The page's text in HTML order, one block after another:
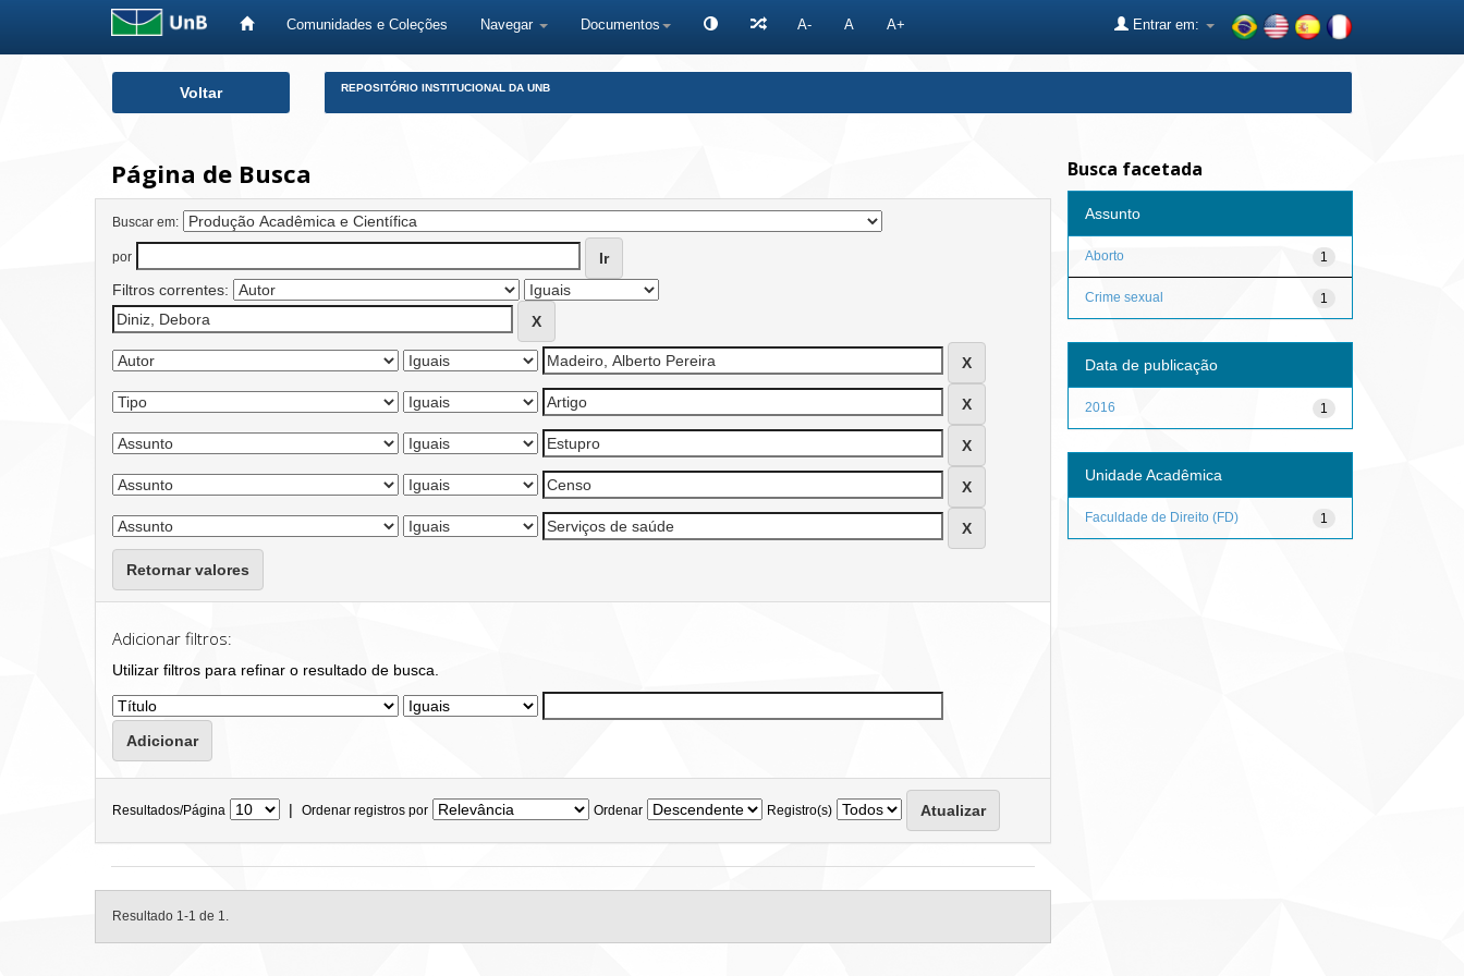
Comunidades e Coleções Navegar Documentos A- A A+ Entrar em:
Voltar REPOSITÓRIO INSTITUCIONAL DA UNB
Página de Busca
Buscar em:
por
Filtros correntes:
Retornar valores
Adicionar filtros:
Utilizar filtros para refinar o resultado de busca.
Resultados/Página | Ordenar registros por Ordenar Registro(s)
Resultado 1-1 de 1.
Busca facetada
Assunto
1
Aborto
1
Crime sexual
Data de publicação
1
2016
Unidade Acadêmica
1
Faculdade de Direito (FD)